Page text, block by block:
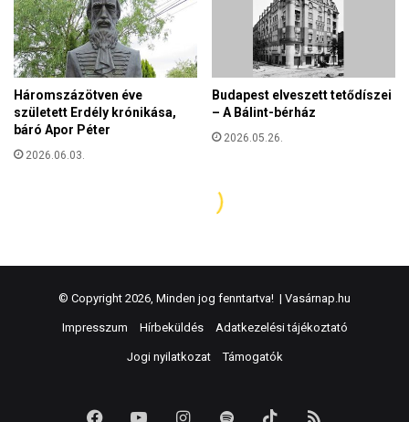
© Copyright 2026, Minden jog fenntartva! | Vasárnap.hu
Impresszum Hírbeküldés Adatkezelési tájékoztató
Jogi nyilatkozat Támogatók
FacebookYouTubeInstagram
Spotify TikTok